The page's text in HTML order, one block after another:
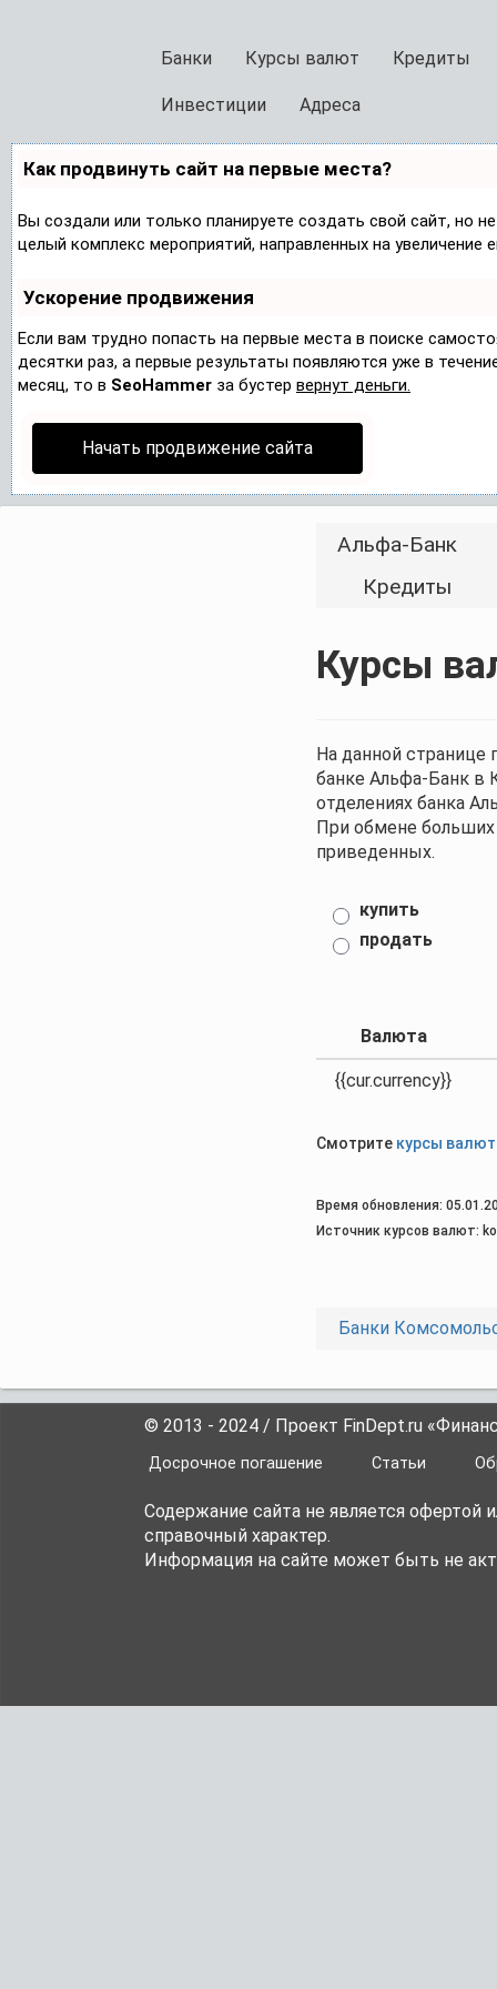
Банки Курсы валют Кредиты
Инвестиции Адреса
Как продвинуть сайт на первые места?
Вы создали или только планируете создать свой сайт, но
целый комплекс мероприятий, направленных на
Ускорение продвижения
Если вам трудно попасть на первые места в поиске
десятки раз, а первые результаты появляются уже в
месяц, то в SeoHammer за бустер вернут деньги.
Начать продвижение сайта
Альфа-Банк
Кредиты
Курсы
На данной
банке Альфа-Банк в
отделениях банка
При обмене больших
приведенных.
купить
продать
Валюта
{{cur.currency}}
Смотрите курсы валют
Время обновления:
Источник курсов валют:
Банки
© 2013 - 2024 / Проект FinDept.ru
Досрочное погашение Статьи
Содержание сайта не является
справочный характер.
Информация на сайте может быть не